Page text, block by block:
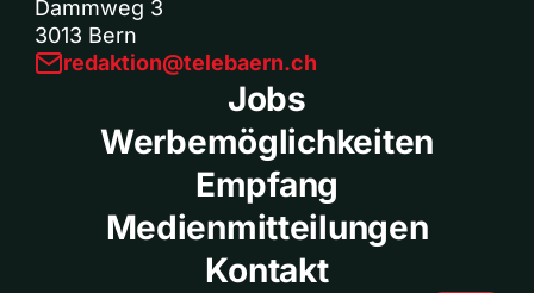
Dammweg 3
3013 Bern
redaktion@telebaern.ch
Jobs
Werbemöglichkeiten
Empfang
Medienmitteilungen
Kontakt